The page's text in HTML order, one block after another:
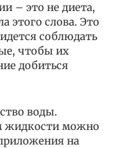
– это не диета,
этого слова. Это
соблюдать
чтобы их
добиться
воды.
жидкости можно
на